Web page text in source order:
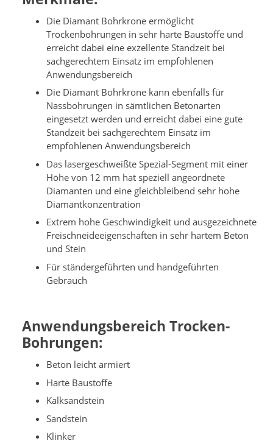
Die Diamant Bohrkrone ermöglicht
Trockenbohrungen in sehr harte Baustoffe und
erreicht dabei eine exzellente Standzeit bei
sachgerechtem Einsatz im empfohlenen
Anwendungsbereich
Die Diamant Bohrkrone kann ebenfalls für
Nassbohrungen in sämtlichen Betonarten
eingesetzt werden und erreicht dabei eine gute
Standzeit bei sachgerechtem Einsatz im
empfohlenen Anwendungsbereich
Das lasergeschweißte Spezial-Segment mit einer
Höhe von 12 mm hat speziell angeordnete
Diamanten und eine gleichbleibend sehr hohe
Diamantkonzentration
Extrem hohe Geschwindigkeit und ausgezeichnete
Freischneideeigenschaften in sehr hartem Beton
und Stein
Für ständergeführten und handgeführten
Gebrauch
Anwendungsbereich Trocken-
Bohrungen:
Beton leicht armiert
Harte Baustoffe
Kalksandstein
Sandstein
Klinker